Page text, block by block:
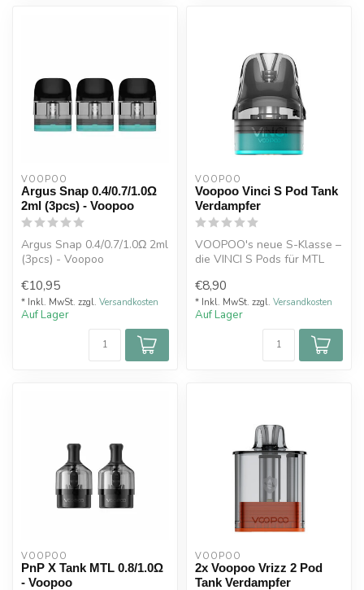
VOOPOO
Argus Snap 0.4/0.7/1.0Ω
2ml (3pcs) - Voopoo
Argus Snap 0.4/0.7/1.0Ω 2ml
(3pcs) - Voopoo
€10,95
* Inkl. MwSt. zzgl. Versandkosten
Auf Lager
VOOPOO
Voopoo Vinci S Pod Tank
Verdampfer
VOOPOO's neue S-Klasse –
die VINCI S Pods für MTL
€8,90
* Inkl. MwSt. zzgl. Versandkosten
Auf Lager
VOOPOO
PnP X Tank MTL 0.8/1.0Ω
- Voopoo
VOOPOO
2x Voopoo Vrizz 2 Pod
Tank Verdampfer